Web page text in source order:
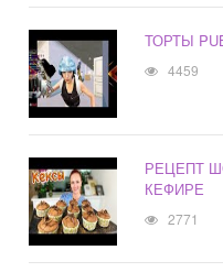
ТОРТЫ
4459
РЕЦЕПТ
КЕФИРЕ
2771